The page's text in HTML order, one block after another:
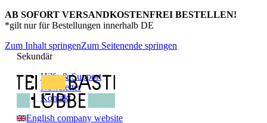
AB SOFORT VERSANDKOSTENFREI BESTELLEN!
*gilt nur für Bestellungen innerhalb DE
Zum Inhalt springenZum Seitenende springen
Sekundär
Hilfe & Support
Newsletter
Kontakt
English company website